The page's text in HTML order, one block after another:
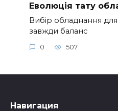
Еволюція тату
Вибір обладнання
завжди баланс
0 507
Навигация